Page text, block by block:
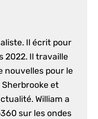
Il écrit pour
2022. Il travaille
nouvelles pour le
Sherbrooke et
William a
sur les ondes